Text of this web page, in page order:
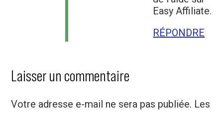
Easy Affiliate.
RÉPONDRE
Laisser un commentaire
Votre adresse e-mail ne sera pas publiée. Les